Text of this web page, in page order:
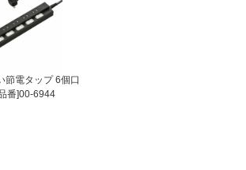
節電タップ 6個口
番]00-6944